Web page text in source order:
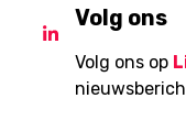
Volg ons
Volg ons op